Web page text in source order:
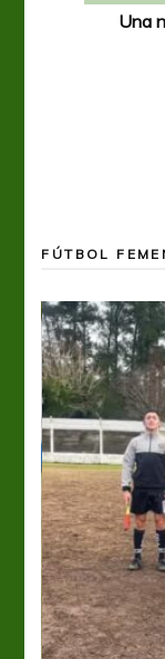
Una
FÚTBOL